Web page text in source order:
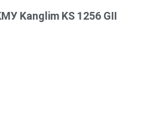
Kanglim KS 1256 GII